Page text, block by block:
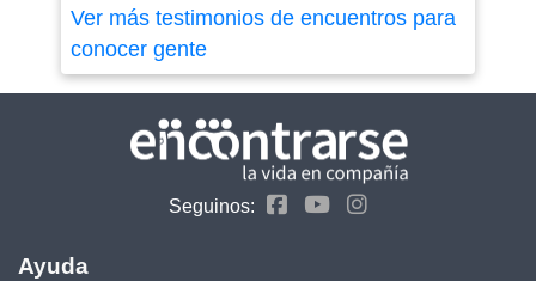
Ver más testimonios de encuentros para
conocer gente
Seguinos:
Ayuda